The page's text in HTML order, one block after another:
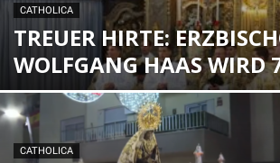
CATHOLICA
TREUER HIRTE:
WOLFGANG HAAS WIRD
CATHOLICA